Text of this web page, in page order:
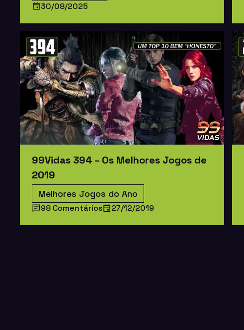
30/08/2025
99Vidas 394 – Os Melhores Jogos de
2019
Melhores Jogos do Ano
98 Comentários 27/12/2019